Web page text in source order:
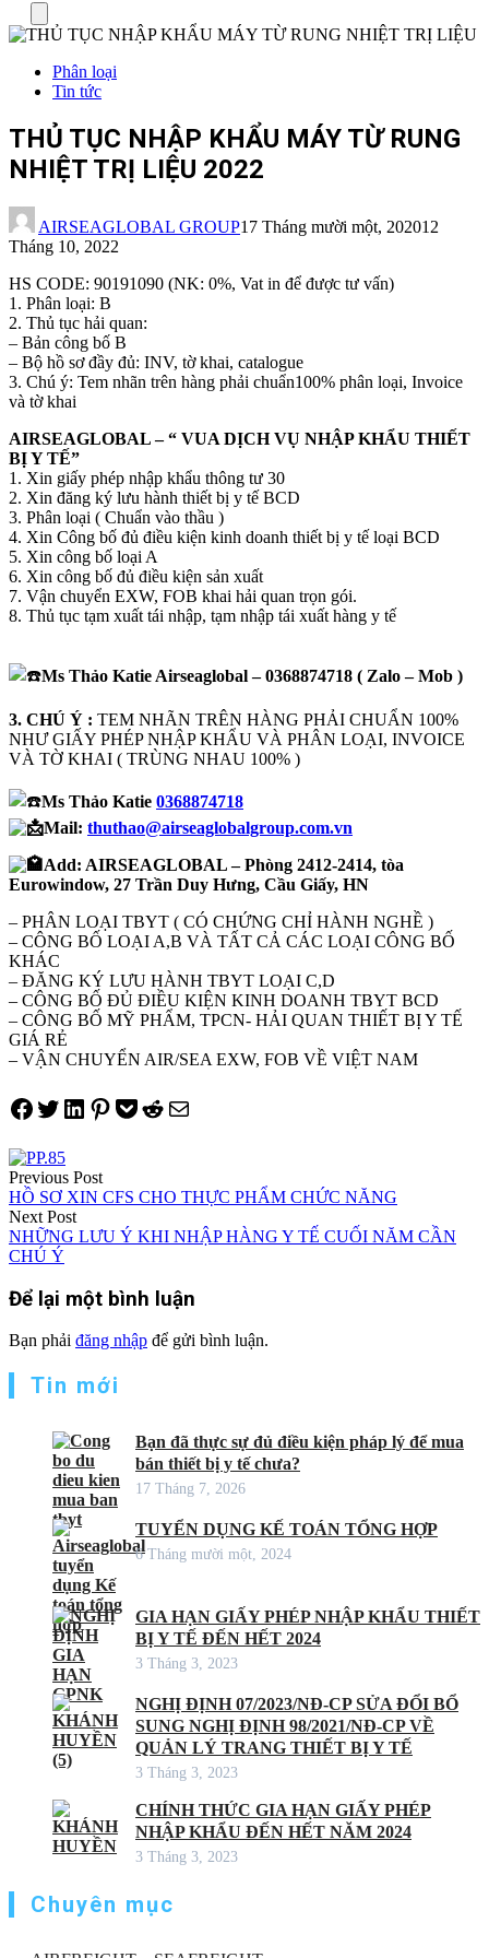
Phân loại
Tin tức
THỦ TỤC NHẬP KHẨU MÁY TỪ RUNG
NHIỆT TRỊ LIỆU 2022
AIRSEAGLOBAL GROUP17 Tháng mười một, 202012
Tháng 10, 2022
HS CODE: 90191090 (NK: 0%, Vat in để được tư vấn)
1. Phân loại: B
2. Thủ tục hải quan:
– Bản công bố B
– Bộ hồ sơ đầy đủ: INV, tờ khai, catalogue
3. Chú ý: Tem nhãn trên hàng phải chuẩn100% phân loại, Invoice
và tờ khai
AIRSEAGLOBAL – “ VUA DỊCH VỤ NHẬP KHẨU THIẾT
BỊ Y TẾ”
1. Xin giấy phép nhập khẩu thông tư 30
2. Xin đăng ký lưu hành thiết bị y tế BCD
3. Phân loại ( Chuẩn vào thầu )
4. Xin Công bố đủ điều kiện kinh doanh thiết bị y tế loại BCD
5. Xin công bố loại A
6. Xin công bố đủ điều kiện sản xuất
7. Vận chuyển EXW, FOB khai hải quan trọn gói.
8. Thủ tục tạm xuất tái nhập, tạm nhập tái xuất hàng y tế
Ms Thảo Katie Airseaglobal – 0368874718 ( Zalo – Mob )
3. CHÚ Ý : TEM NHÃN TRÊN HÀNG PHẢI CHUẨN 100%
NHƯ GIẤY PHÉP NHẬP KHẨU VÀ PHÂN LOẠI, INVOICE
VÀ TỜ KHAI ( TRÙNG NHAU 100% )
Ms Thảo Katie 0368874718
Mail: thuthao@airseaglobalgroup.com.vn
Add: AIRSEAGLOBAL – Phòng 2412-2414, tòa
Eurowindow, 27 Trần Duy Hưng, Cầu Giấy, HN
– PHÂN LOẠI TBYT ( CÓ CHỨNG CHỈ HÀNH NGHỀ )
– CÔNG BỐ LOẠI A,B VÀ TẤT CẢ CÁC LOẠI CÔNG BỐ
KHÁC
– ĐĂNG KÝ LƯU HÀNH TBYT LOẠI C,D
– CÔNG BỐ ĐỦ ĐIỀU KIỆN KINH DOANH TBYT BCD
– CÔNG BỐ MỸ PHẨM, TPCN- HẢI QUAN THIẾT BỊ Y TẾ
GIÁ RẺ
– VẬN CHUYỂN AIR/SEA EXW, FOB VỀ VIỆT NAM
Share on Facebook
Tweet on Twitter
Share on LinkedIn
Pin on Pinterest
Save to pocket
Share on Reddit
Share via Email
Điều
hướng
bài
viết
Previous Post
HỒ SƠ XIN CFS CHO THỰC PHẨM CHỨC NĂNG
Next Post
NHỮNG LƯU Ý KHI NHẬP HÀNG Y TẾ CUỐI NĂM CẦN
CHÚ Ý
Để lại một bình luận
Bạn phải đăng nhập để gửi bình luận.
Tin mới
Bạn đã thực sự đủ điều kiện pháp lý để mua
bán thiết bị y tế chưa?
17 Tháng 7, 2026
TUYỂN DỤNG KẾ TOÁN TỔNG HỢP
6 Tháng mười một, 2024
GIA HẠN GIẤY PHÉP NHẬP KHẨU THIẾT
BỊ Y TẾ ĐẾN HẾT 2024
3 Tháng 3, 2023
NGHỊ ĐỊNH 07/2023/NĐ-CP SỬA ĐỔI BỔ
SUNG NGHỊ ĐỊNH 98/2021/NĐ-CP VỀ
QUẢN LÝ TRANG THIẾT BỊ Y TẾ
3 Tháng 3, 2023
CHÍNH THỨC GIA HẠN GIẤY PHÉP
NHẬP KHẨU ĐẾN HẾT NĂM 2024
3 Tháng 3, 2023
Chuyên mục